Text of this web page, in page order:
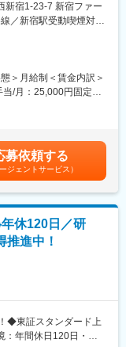
前後を担当し、お客様
だきます。
ため、新規の営業を
働きやすい環境です！
が、その分平日は出勤
ザインサービスを提供
営業や訪問は一切な
貫してご支援してい
のニーズも非常に高
ていくための増員で
、今後は拠点も増やし
お客様に対し、将来
保険商品などを提案
からの紹介案件が
く働ける環境です。
ご提案可能です！）
新宿1-23-7 新宿ファー
／新宿駅受動喫煙対
事業所
＞月給制＜賃金内訳＞
/月：25,000円固定残
固定手当：通勤手当
んだ額になります。
通じて上下する可能
た表記です。
募依頼する
ージェントサービス）
休120日／研
推進中！
◆東証スタンダード上
：年間休日120日・有